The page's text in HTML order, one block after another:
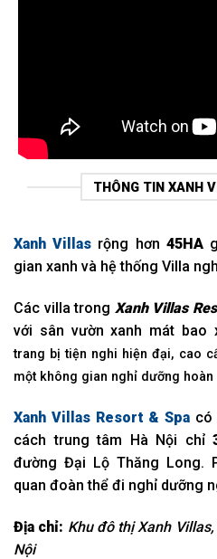
THÔNG TIN XANH
Xanh Villas rộng hơn 45HA
gian xanh và hệ thống Villa
Các villa trong Xanh Villas
với sân vườn xanh mát bao
trang bị tiện nghi hiện đại, cao
một không gian nghỉ dưỡng hoàn
Xanh Villas Resort & Spa có
cách trung tâm Hà Nội chỉ
đường Đại Lộ Thăng Long.
quan đoàn thể đi nghỉ dưỡng
Địa chỉ: Khu đô thị Xanh
Nội